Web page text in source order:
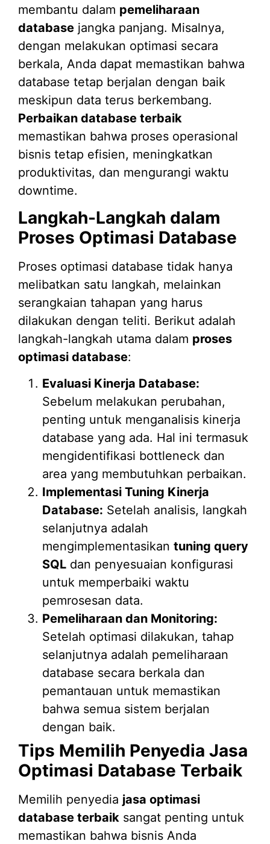
membantu dalam pemeliharaan
database jangka panjang. Misalnya,
dengan melakukan optimasi secara
berkala, Anda dapat memastikan bahwa
database tetap berjalan dengan baik
meskipun data terus berkembang.
Perbaikan database terbaik
memastikan bahwa proses operasional
bisnis tetap efisien, meningkatkan
produktivitas, dan mengurangi waktu
downtime.
Langkah-Langkah dalam
Proses Optimasi Database
Proses optimasi database tidak hanya
melibatkan satu langkah, melainkan
serangkaian tahapan yang harus
dilakukan dengan teliti. Berikut adalah
langkah-langkah utama dalam proses
optimasi database:
Evaluasi Kinerja Database:
Sebelum melakukan perubahan,
penting untuk menganalisis kinerja
database yang ada. Hal ini termasuk
mengidentifikasi bottleneck dan
area yang membutuhkan perbaikan.
Implementasi Tuning Kinerja
Database: Setelah analisis, langkah
selanjutnya adalah
mengimplementasikan tuning query
SQL dan penyesuaian konfigurasi
untuk memperbaiki waktu
pemrosesan data.
Pemeliharaan dan Monitoring:
Setelah optimasi dilakukan, tahap
selanjutnya adalah pemeliharaan
database secara berkala dan
pemantauan untuk memastikan
bahwa semua sistem berjalan
dengan baik.
Tips Memilih Penyedia Jasa
Optimasi Database Terbaik
Memilih penyedia jasa optimasi
database terbaik sangat penting untuk
memastikan bahwa bisnis Anda